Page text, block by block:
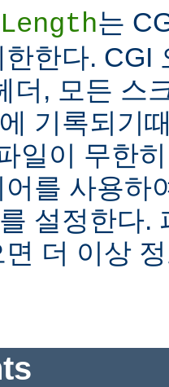
는
한다. CGI
더, 모든 스
기록되기
일이 무한
를 사용하
설정한다.
더 이상